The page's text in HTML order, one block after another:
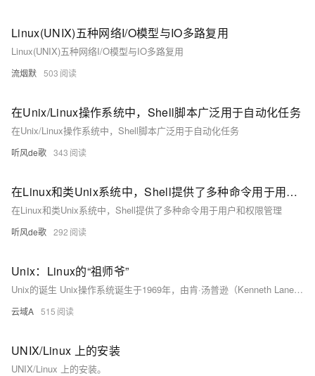
Linux(UNIX)五种网络I/O模型与IO多路复用
Linux(UNIX)五种网络I/O模型与IO多路复用
流烟默 503
在Unix/Linux操作系统中，Shell脚本广泛用于自动化任务
在Unix/Linux操作系统中，Shell脚本广泛用于自动化任务
听风de歌 343
在Linux和类Unix系统中，Shell提供了多种命令用于用户和权限管理
在Linux和类Unix系统中，Shell提供了多种命令用于用户和权限管理
听风de歌 292
Unix：Linux的“祖师爷”
Unix的诞生 Unix操作系统诞生于1969年，由肯·汤普逊（Kenneth Lane Thompson）和丹尼斯·里奇（Dennis MacAlistair Ritchie）在AT&T的贝尔实验室开发。其初衷是为了在闲置的PDP-7计算机上开发一个简单的操作系统，以便进行编程和游戏。最初的Unix是用汇编语言编写的，但随后为了更高效的开发和更好的可移植性，里奇和汤普逊用C语言重写了Unix的大部分代码，这奠定了Unix的基础，并促进了C语言的广泛应用。
云域A 515
UNIX/Linux 上的安装
UNIX/Linux 上的安装。